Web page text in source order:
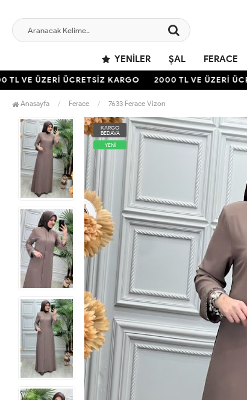
YENILER ŞAL FERACE
VE ÜZERİ ÜCRETSİZ KARGO 2000 TL VE ÜZERİ
Anasayfa Ferace 7633 Ferace Vizon
KARGO
BEDAVA
YENİ